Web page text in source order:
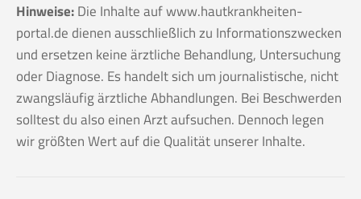
Hinweise:Die Inhalte auf www.hautkrankheiten-
portal.de dienen ausschließlich zu Informationszwecken
und ersetzen keine ärztliche Behandlung, Untersuchung
oder Diagnose. Es handelt sich um journalistische, nicht
zwangsläufig ärztliche Abhandlungen. Bei Beschwerden
solltest du also einen Arzt aufsuchen. Dennoch legen
wir größten Wert auf die Qualität unserer Inhalte.